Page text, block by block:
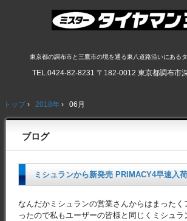
東京都の調布市と三鷹市の境を通る東八道路沿いにある
TEL.0424-82-8231 〒182-0012 東京都調布市
トップ › 2018年 › 06月
ブログ
ミシュランから新発売 PRIMACY4早速入荷
なんだかミシュランの営業さんからはまったく
ったので私もユーザーの皆様と同じくミシュラ